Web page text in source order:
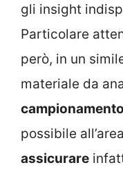
gli insight
Particolare
però, in un
materiale da
campionamento
possibile
assicurare